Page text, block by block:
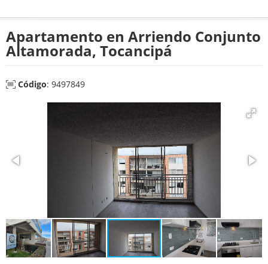
Apartamento en Arriendo Conjunto
Altamorada, Tocancipá
Código: 9497849